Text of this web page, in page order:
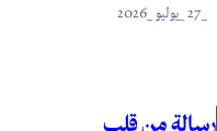
رسالة من قلب